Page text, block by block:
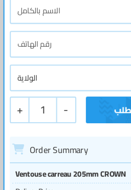
+ 1 -
Order Summary
Ventouse carreau 205mm CROWN